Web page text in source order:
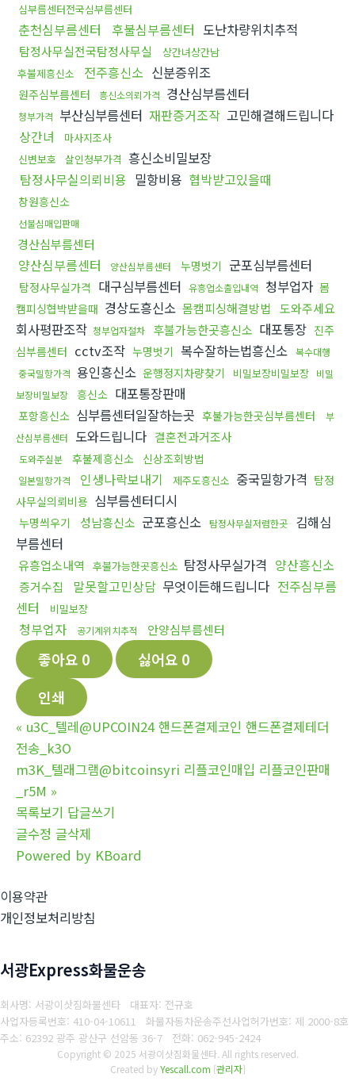
심부름센터전국심부름센터
춘천심부름센터 후불심부름센터 도난차량위치추적
탐정사무실전국탐정사무실
상간녀상간남
후불제흥신소
전주흥신소 신분증위조
원주심부름센터 흥신소의뢰가격 경산심부름센터
청부가격 부산심부름센터 재판증거조작 고민해결해드립니다
상간녀
마사지조사
신변보호
살인청부가격 흥신소비밀보장
탐정사무실의뢰비용 밀항비용 협박받고있을때
창원흥신소
선불심매입판매
경산심부름센터
양산심부름센터 양산심부름센터 누명벗기 군포심부름센터
탐정사무실가격 대구심부름센터 유흥업소출입내역 청부업자 몸
캠피싱협박받을때 경상도흥신소 몸캠피싱해결방법 도와주세요
회사평판조작 청부업자절차 후불가능한곳흥신소 대포통장 진주
심부름센터 cctv조작 누명벗기 복수잘하는법흥신소 복수대행
중국밀항가격 용인흥신소 운행정지차량찾기 비밀보장비밀보장 비밀
보장비밀보장
흥신소 대포통장판매
포항흥신소 심부름센터일잘하는곳 후불가능한곳심부름센터
부
산심부름센터
도와드립니다 결혼전과거조사
도와주실분 후불제흥신소 신상조회방법
일본밀항가격 인생나락보내기 제주도흥신소 중국밀항가격 탐정
사무실의뢰비용 심부름센터디시
누명씌우기 성남흥신소 군포흥신소 탐정사무실저렴한곳
김해심
부름센터
유흥업소내역 후불가능한곳흥신소 탐정사무실가격 양산흥신소
증거수집 말못할고민상담 무엇이든해드립니다 전주심부름
센터
비밀보장
청부업자 공기계위치추적 안양심부름센터
좋아요 0 싫어요 0
인쇄
« u3C_텔레@UPCOIN24 핸드폰결제코인 핸드폰결제테더
전송_k3O
m3K_텔래그램@bitcoinsyri 리플코인매입 리플코인판매
_r5M »
목록보기 답글쓰기
글수정 글삭제
Powered by KBoard
이용약관
개인정보처리방침
서광Express화물운송
회사명: 서광이삿짐화물센타 대표자: 전규호
사업자등록번호: 410-04-10611
화물자동차운송주선사업허가번호: 제 2000-8호
주소: 62392 광주 광산구 선암동 36-7 전화: 062-945-2424
Copyright © 2025 서광이삿짐화물센타. All rights reserved.
Created byYescall.com [관리자]